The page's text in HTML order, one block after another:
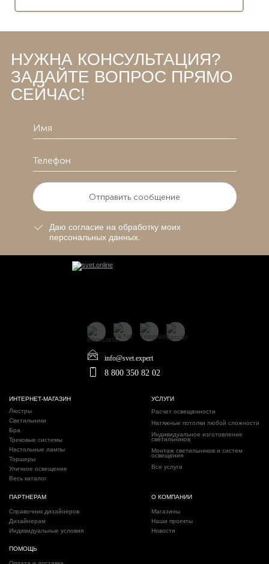
НУЖНА КОНСУЛЬТАЦИЯ?
ЗАДАЙТЕ ВОПРОС ПРЯМО
СЕЙЧАС!
Отправить сообщение
Даю согласие на обработку моих
персональных данных.
info@svet.expert
8 800 350 82 02
ИНТЕРНЕТ-МАГАЗИН
Люстры
Светильники
Бра
Трековые системы
Настольные лампы
Торшеры
Уличное освещение
Весь каталог
УСЛУГИ
Расчет освещенности
Натяжные потолки любой сложности
Индивидуальное изготовление
светильников
Монтаж светильников и систем
освещения
Все услуги
О КОМПАНИИ
Магазины
Наши проекты
Новости
ПАРТНЕРАМ
Справочник дизайнеров
Дизайнерам
Индивидуальные условия
ПОМОЩЬ